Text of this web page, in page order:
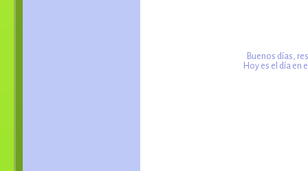
Buenos días,
Hoy es el día en